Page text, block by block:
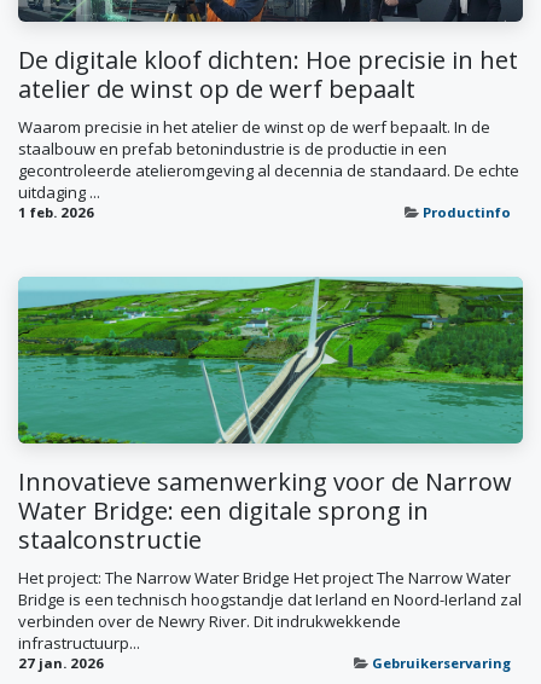
De digitale kloof dichten: Hoe precisie in het
atelier de winst op de werf bepaalt
Waarom precisie in het atelier de winst op de werf bepaalt. In de
staalbouw en prefab betonindustrie is de productie in een
gecontroleerde atelieromgeving al decennia de standaard. De echte
uitdaging ...
1 feb. 2026 Productinfo
Innovatieve samenwerking voor de Narrow
Water Bridge: een digitale sprong in
staalconstructie
Het project: The Narrow Water Bridge Het project The Narrow Water
Bridge is een technisch hoogstandje dat Ierland en Noord-Ierland zal
verbinden over de Newry River. Dit indrukwekkende
infrastructuurp...
27 jan. 2026 Gebruikerservaring